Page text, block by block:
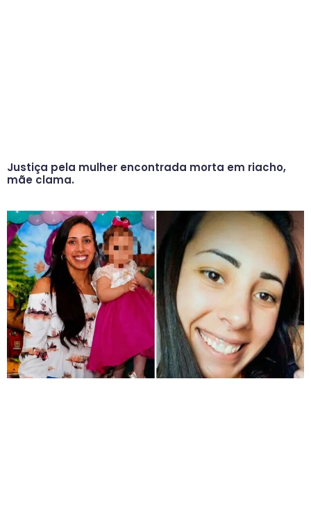
Justiça pela mulher encontrada morta em riacho,
mãe clama.